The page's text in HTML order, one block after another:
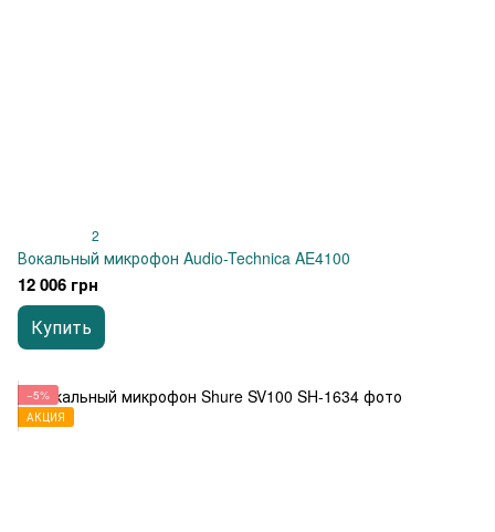
2
Вокальный микрофон Audio-Technica AE4100
12 006 грн
Купить
−5%
АКЦИЯ